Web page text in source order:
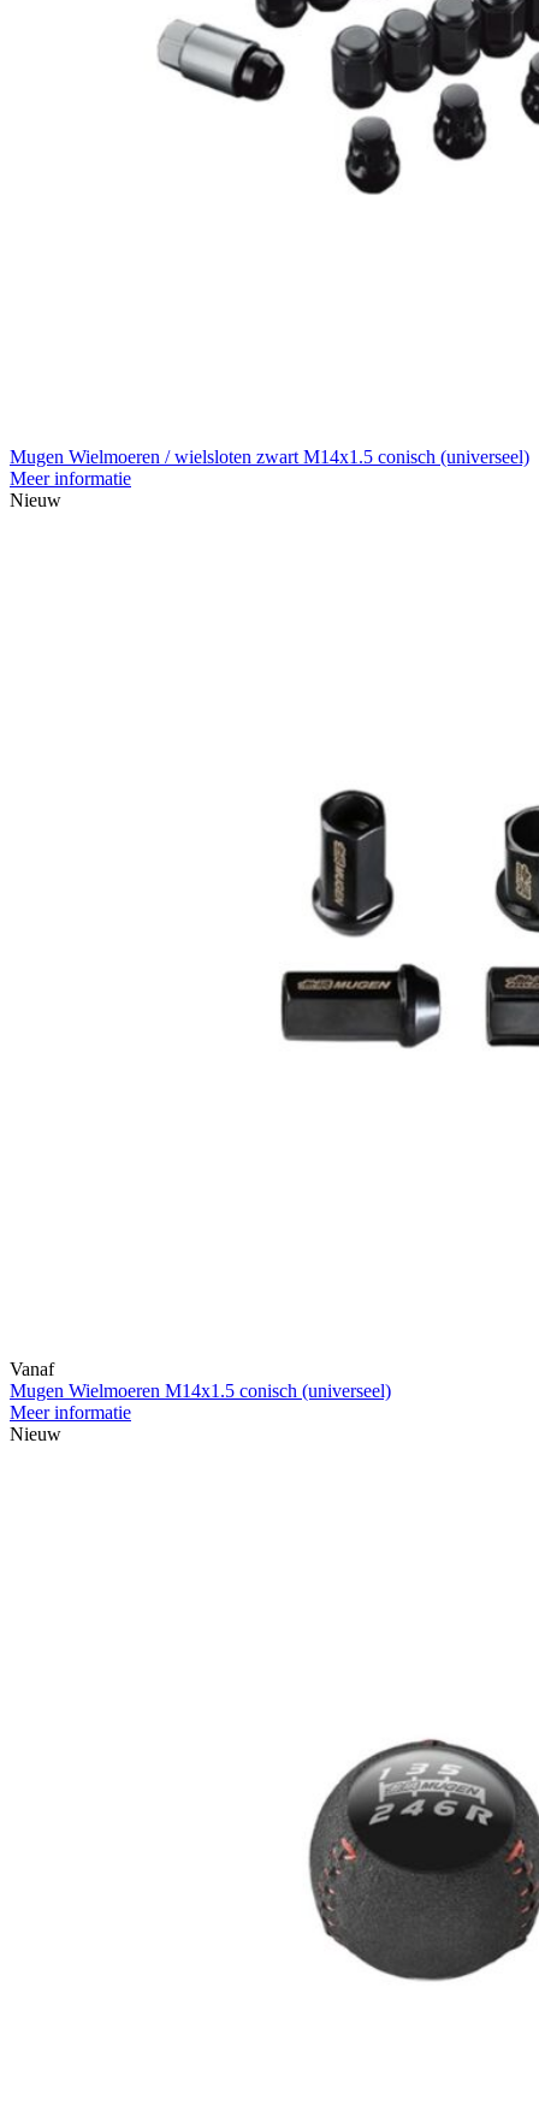
Mugen Wielmoeren / wielsloten zwart M14x1.5 conisch (universeel)
Meer informatie
Nieuw
Vanaf
Mugen Wielmoeren M14x1.5 conisch (universeel)
Meer informatie
Nieuw